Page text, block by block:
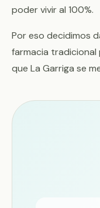
poder vivir al 100%.
Por eso decidimos
farmacia tradicional
que La Garriga se